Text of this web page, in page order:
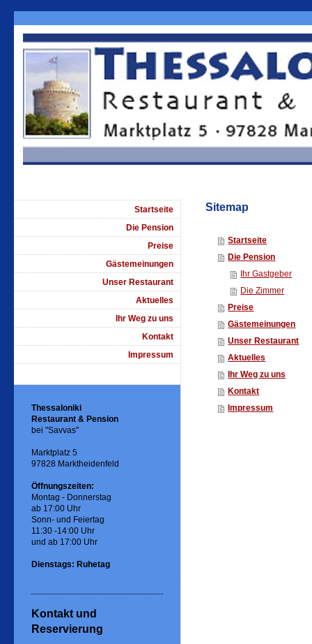
Sitemap
Startseite
Die Pension
Ihr Gastgeber
Die Zimmer
Preise
Gästemeinungen
Unser Restaurant
Aktuelles
Ihr Weg zu uns
Kontakt
Impressum
Startseite
Die Pension
Preise
Gästemeinungen
Unser Restaurant
Aktuelles
Ihr Weg zu uns
Kontakt
Impressum
Thessaloniki
Restaurant & Pension
bei "Savvas"
Marktplatz 5
97828 Marktheidenfeld
Öffnungszeiten:
Montag - Donnerstag
ab 17:00 Uhr
Sonn- und Feiertag
11:30 -14:00 Uhr
und ab 17:00 Uhr
Dienstags: Ruhetag
Kontakt und
Reservierung